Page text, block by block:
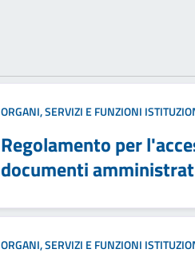
ORGANI, SERVIZI E FUNZIONI
Regolamento per
documenti
ORGANI, SERVIZI E FUNZIONI